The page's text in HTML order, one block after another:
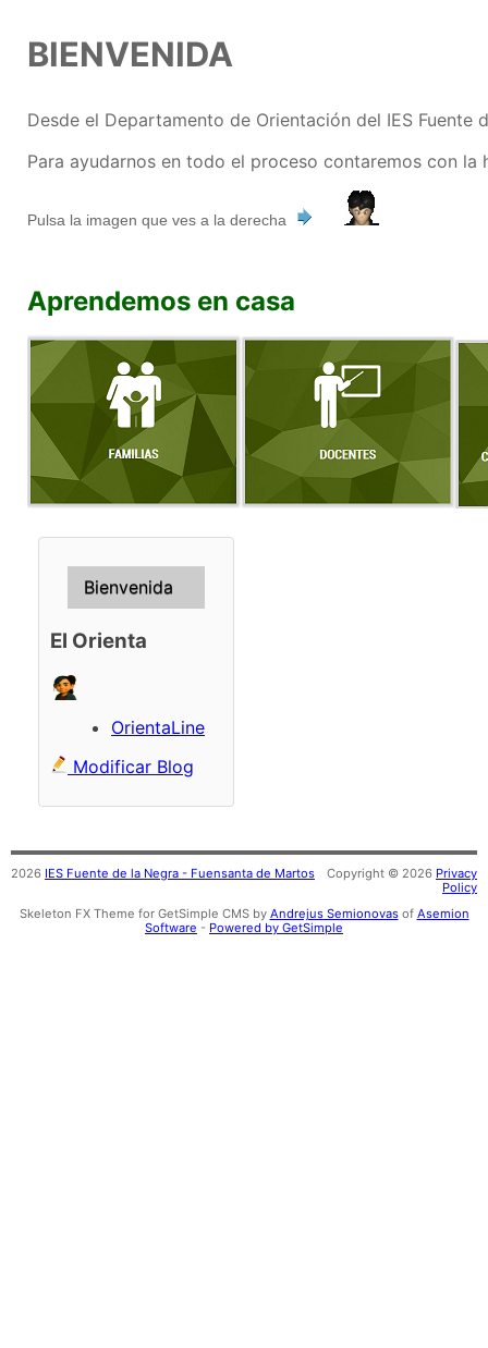
BIENVENIDA
Desde el Departamento de Orientación del IES
Para ayudarnos en todo el proceso contaremos con la
Pulsa la imagen que ves a la derecha
Aprendemos en casa
Bienvenida
El Orienta
OrientaLine
Modificar Blog
2026 IES Fuente de la Negra - Fuensanta de Martos Copyright © 2026 Privacy
Policy
Skeleton FX Theme for GetSimple CMS by Andrejus Semionovasof Asemion
Software - Powered by GetSimple